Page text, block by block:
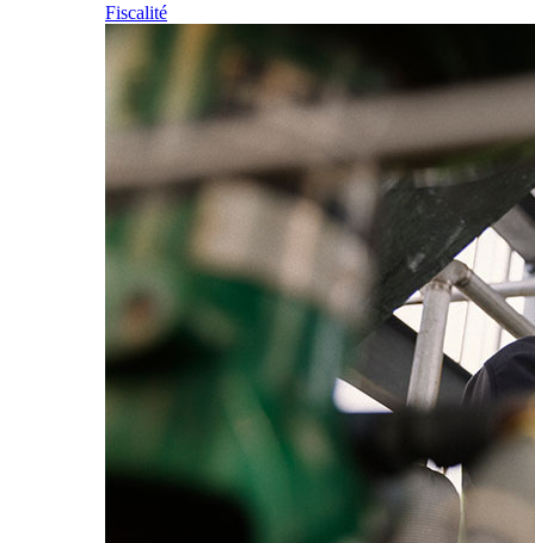
Fiscalité